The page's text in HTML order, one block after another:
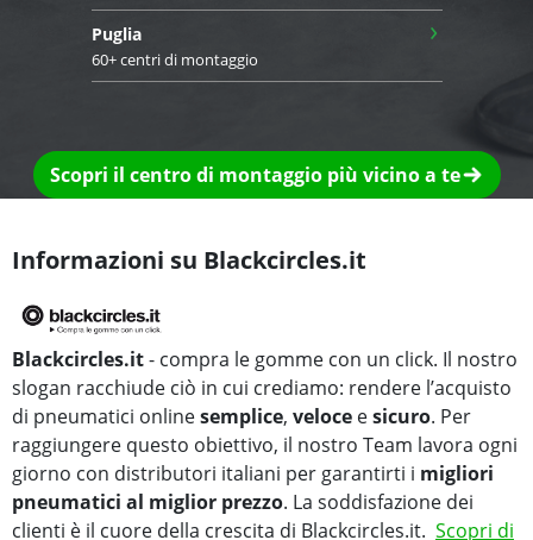
Puglia
60+ centri di montaggio
›
Scopri il centro di montaggio più vicino a te
Informazioni su Blackcircles.it
Blackcircles.it- compra le gomme con un click. Il nostro
slogan racchiude ciò in cui crediamo: rendere l’acquisto
di pneumatici onlinesemplice, veloce esicuro. Per
raggiungere questo obiettivo, il nostro Team lavora ogni
giorno con distributori italiani per garantirti i migliori
pneumatici al miglior prezzo. La soddisfazione dei
clienti è il cuore della crescita di Blackcircles.it. Scopri di